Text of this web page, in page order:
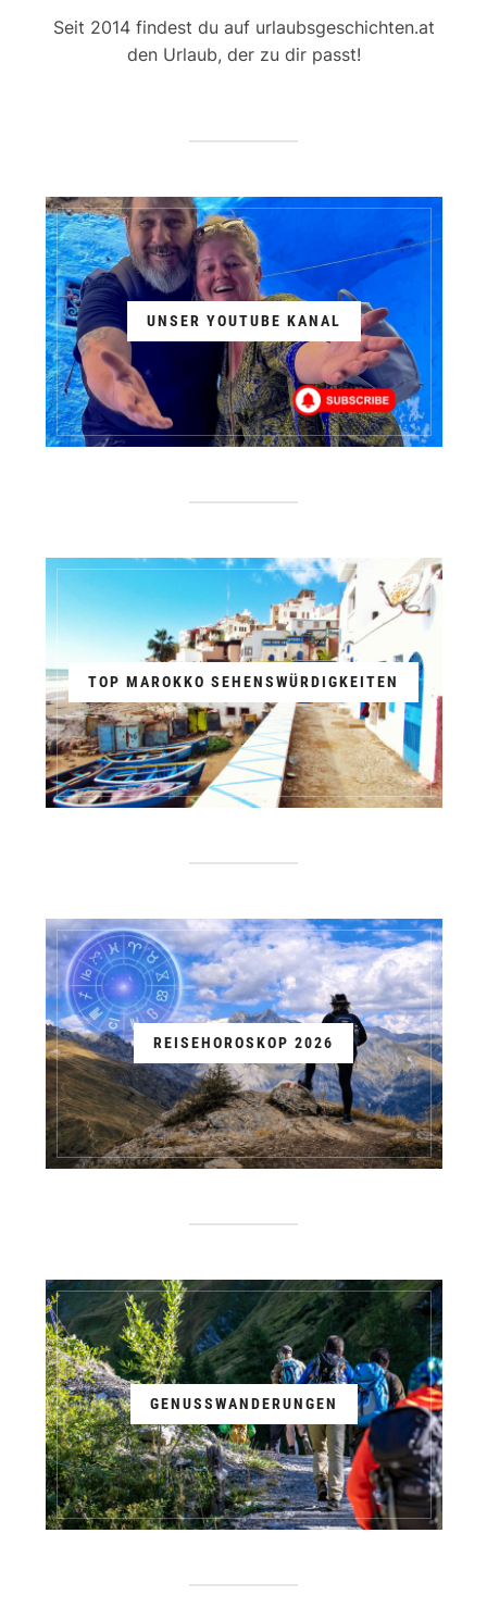
Seit 2014 findest du auf urlaubsgeschichten.at
den Urlaub, der zu dir passt!
UNSER YOUTUBE KANAL
TOP MAROKKO SEHENSWÜRDIGKEITEN
REISEHOROSKOP 2026
GENUSSWANDERUNGEN